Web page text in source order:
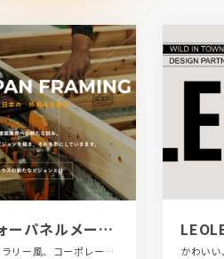
ツーバイフォーパネルメーカー（組み立て・搬入） 株式会社ビッグハウス｜宮崎県高原町
オレンジ系、ギャラリー風、コーポレートサイト、スタイリッシュ、ホワイト系、動画が流れる、建設・住宅・不動産